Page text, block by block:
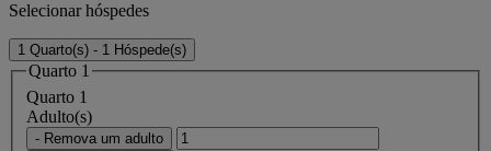
Selecionar hóspedes
1 Quarto(s) - 1 Hóspede(s)
Quarto 1
Quarto 1
Adulto(s)
- Remova um adulto